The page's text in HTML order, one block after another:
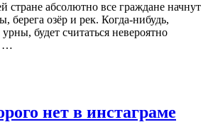
стране абсолютно все граждане начнут
берега озёр и рек. Когда-нибудь,
будет считаться невероятно
…
нет в инстаграме